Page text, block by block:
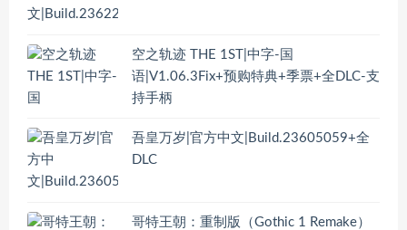
空之轨迹 THE 1ST|中字-国
语|V1.06.3Fix+预购特典+季票+全DLC-支
持手柄
吾皇万岁|官方中文|Build.23605059+全
DLC
哥特王朝：重制版（Gothic 1 Remake）